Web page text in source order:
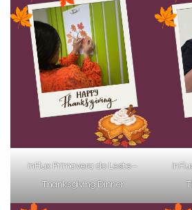
inFlux Primavera do Leste –
Thanksgiving Dinner